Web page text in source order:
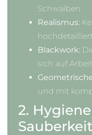
Schwalben.
Realismus:
Blackwork:
sich auf
und mit
2.
Sauberkeit